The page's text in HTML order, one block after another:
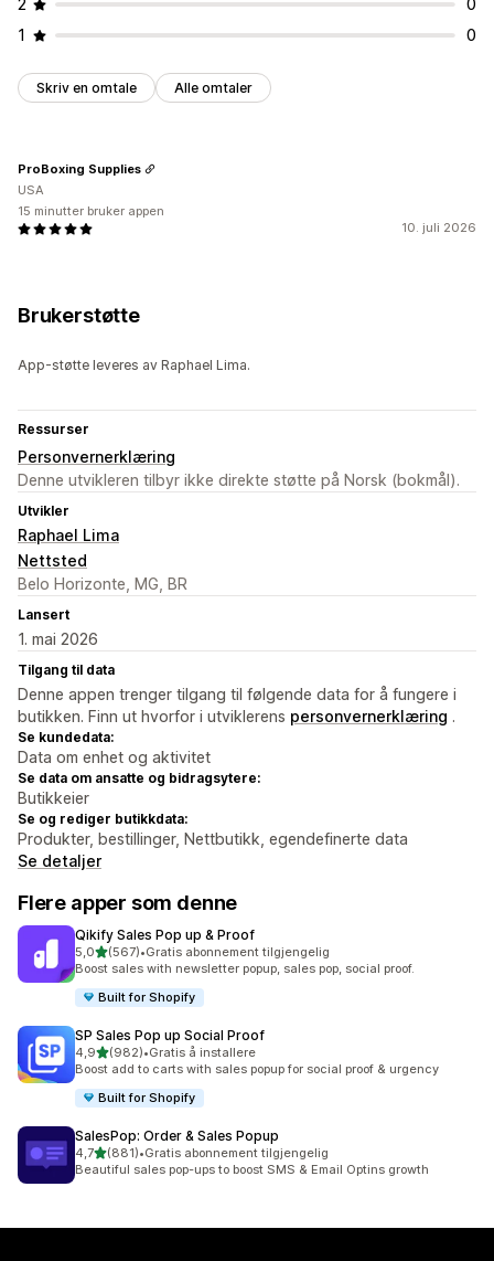
2
0
1
0
Skriv en omtale Alle omtaler
10. juli 2026
ProBoxing Supplies
USA
15 minutter bruker appen
Brukerstøtte
App-støtte leveres av Raphael Lima.
Ressurser
Personvernerklæring
Denne utvikleren tilbyr ikke direkte støtte på Norsk (bokmål).
Utvikler
Raphael Lima
Nettsted
Belo Horizonte, MG, BR
Lansert
1. mai 2026
Tilgang til data
Denne appen trenger tilgang til følgende data for å fungere i
butikken. Finn ut hvorfor i utviklerens personvernerklæring .
Se kundedata:
Data om enhet og aktivitet
Se data om ansatte og bidragsytere:
Butikkeier
Se og rediger butikkdata:
Produkter, bestillinger, Nettbutikk, egendefinerte data
Se detaljer
Flere apper som denne
Qikify Sales Pop up & Proof
5,0av 5 stjerner
(567)
Totalt 567 omtaler
•Gratis abonnement tilgjengelig
Boost sales with newsletter popup, sales pop, social proof.
Built for Shopify
SP Sales Pop up Social Proof
4,9av 5 stjerner
(982)
Totalt 982 omtaler
•Gratis å installere
Boost add to carts with sales popup for social proof & urgency
Built for Shopify
SalesPop: Order & Sales Popup
4,7av 5 stjerner
(881)
Totalt 881 omtaler
•Gratis abonnement tilgjengelig
Beautiful sales pop-ups to boost SMS & Email Optins growth